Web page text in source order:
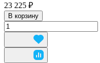
23 225 ₽
В корзину